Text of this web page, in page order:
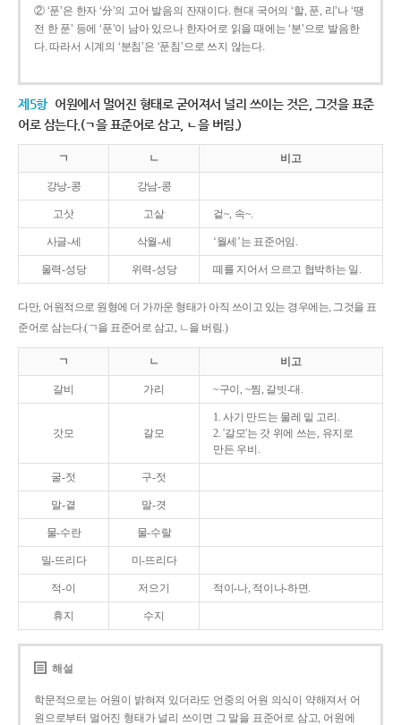
② ‘푼’은 한자 ‘分’의 고어 발음의 잔재이다. 현대 국어의 ‘할, 푼, 리’나 ‘땡
전 한 푼’ 등에 ‘푼’이 남아 있으나 한자어로 읽을 때에는 ‘분’으로 발음한
다. 따라서 시계의 ‘분침’은 ‘푼침’으로 쓰지 않는다.
제5항 어원에서 멀어진 형태로 굳어져서 널리 쓰이는 것은, 그것을 표준
어로 삼는다.(ㄱ을 표준어로 삼고, ㄴ을 버림.)
ㄱ ㄴ 비고
강낭-콩 강남-콩
고삿 고샅 겉~, 속~.
사글-세 삭월-세 ‘월세’는 표준어임.
울력-성당 위력-성당 떼를 지어서 으르고 협박하는 일.
다만, 어원적으로 원형에 더 가까운 형태가 아직 쓰이고 있는 경우에는, 그것을 표
준어로 삼는다.(ㄱ을 표준어로 삼고, ㄴ을 버림.)
ㄱ ㄴ 비고
갈비 가리 ~구이, ~찜, 갈빗-대.
갓모 갈모
1. 사기 만드는 물레 밑 고리.
2. '갈모'는 갓 위에 쓰는, 유지로
만든 우비.
굴-젓 구-젓
말-곁 말-겻
물-수란 물-수랄
밀-뜨리다 미-뜨리다
적-이 저으기 적이-나, 적이나-하면.
휴지 수지
해설
학문적으로는 어원이 밝혀져 있더라도 언중의 어원 의식이 약해져서 어
원으로부터 멀어진 형태가 널리 쓰이면 그 말을 표준어로 삼고, 어원에